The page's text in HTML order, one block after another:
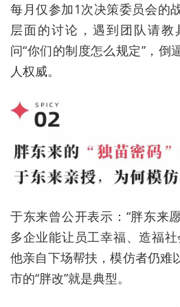
每月仅参加1次决策委员会的
层面的讨论，遇到团队请教
问“你们的制度怎么规定”，倒
人权威。
于东来曾公开表示：“胖东来
多企业能让员工幸福、造福
他亲自下场帮扶，模仿者仍难
市的“胖改”就是典型。